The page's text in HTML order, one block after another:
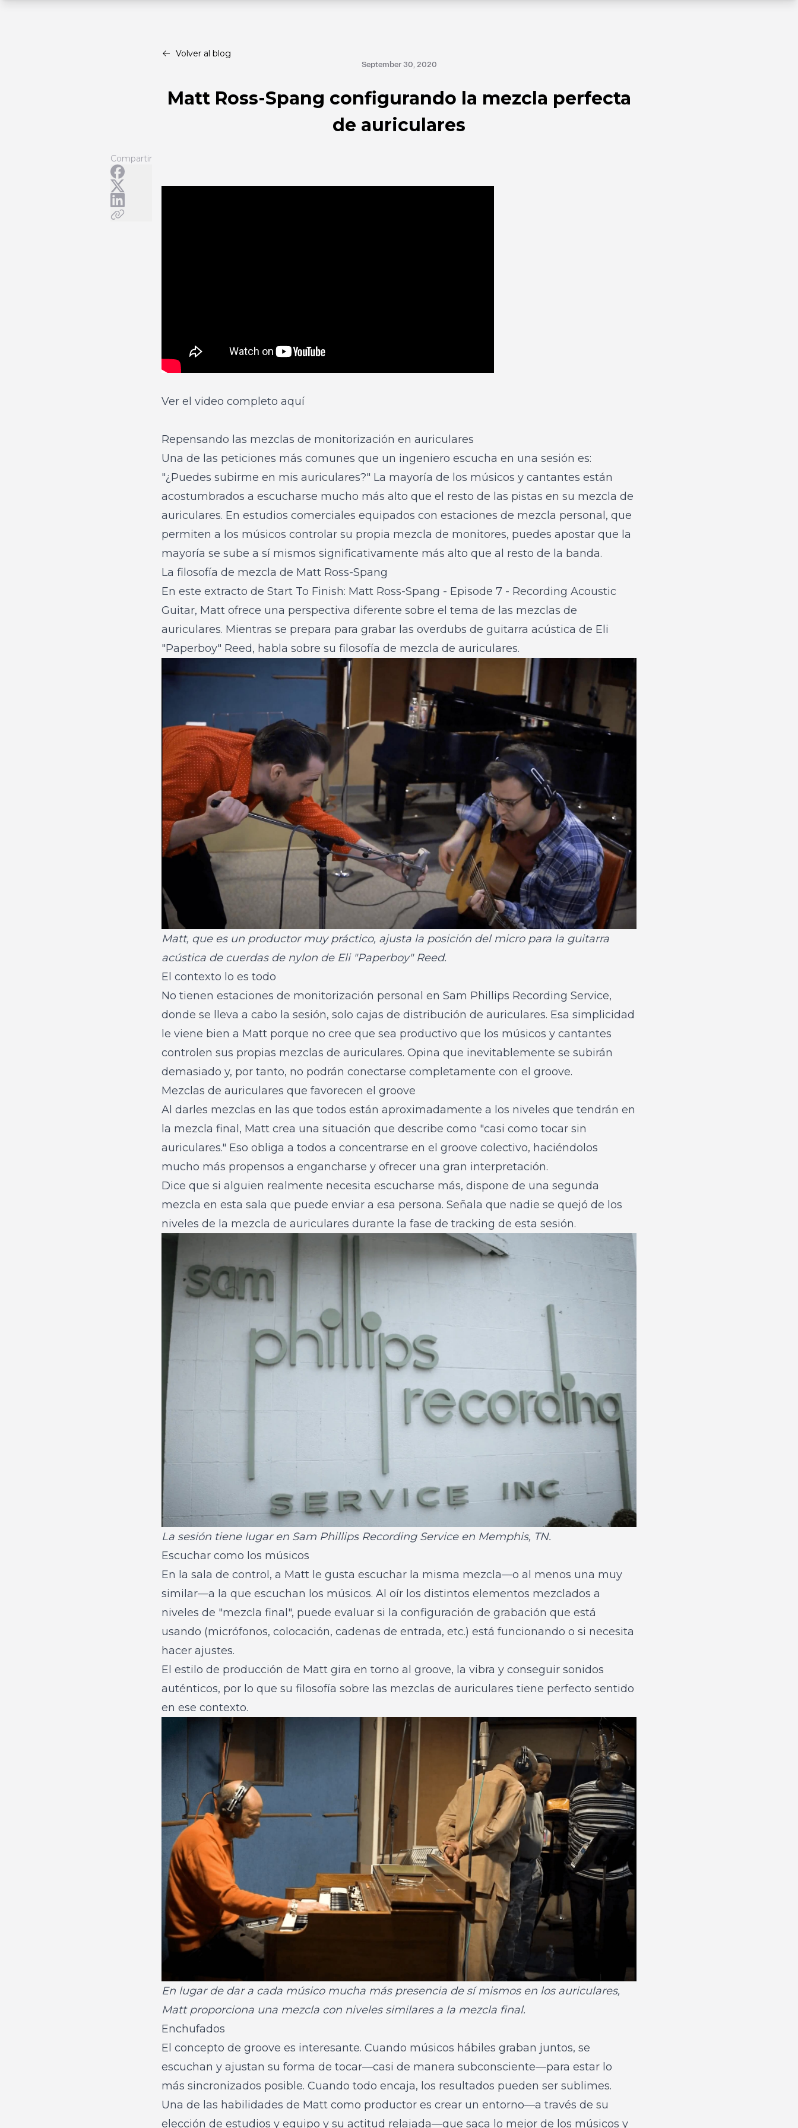
Volver al blog
September 30, 2020
Matt Ross-Spang configurando la mezcla perfecta
de auriculares
Compartir
Ver el video completo aquí
Repensando las mezclas de monitorización en auriculares
Una de las peticiones más comunes que un ingeniero escucha en una sesión es:
"¿Puedes subirme en mis auriculares?" La mayoría de los músicos y cantantes están
acostumbrados a escucharse mucho más alto que el resto de las pistas en su mezcla de
auriculares. En estudios comerciales equipados con estaciones de mezcla personal, que
permiten a los músicos controlar su propia mezcla de monitores, puedes apostar que la
mayoría se sube a sí mismos significativamente más alto que al resto de la banda.
La filosofía de mezcla de Matt Ross-Spang
En este extracto de Start To Finish: Matt Ross-Spang - Episode 7 - Recording Acoustic
Guitar, Matt ofrece una perspectiva diferente sobre el tema de las mezclas de
auriculares. Mientras se prepara para grabar las overdubs de guitarra acústica de Eli
"Paperboy" Reed, habla sobre su filosofía de mezcla de auriculares.
Matt, que es un productor muy práctico, ajusta la posición del micro para la guitarra
acústica de cuerdas de nylon de Eli "Paperboy" Reed.
El contexto lo es todo
No tienen estaciones de monitorización personal en Sam Phillips Recording Service,
donde se lleva a cabo la sesión, solo cajas de distribución de auriculares. Esa simplicidad
le viene bien a Matt porque no cree que sea productivo que los músicos y cantantes
controlen sus propias mezclas de auriculares. Opina que inevitablemente se subirán
demasiado y, por tanto, no podrán conectarse completamente con el groove.
Mezclas de auriculares que favorecen el groove
Al darles mezclas en las que todos están aproximadamente a los niveles que tendrán en
la mezcla final, Matt crea una situación que describe como "casi como tocar sin
auriculares." Eso obliga a todos a concentrarse en el groove colectivo, haciéndolos
mucho más propensos a engancharse y ofrecer una gran interpretación.
Dice que si alguien realmente necesita escucharse más, dispone de una segunda
mezcla en esta sala que puede enviar a esa persona. Señala que nadie se quejó de los
niveles de la mezcla de auriculares durante la fase de tracking de esta sesión.
La sesión tiene lugar en Sam Phillips Recording Service en Memphis, TN.
Escuchar como los músicos
En la sala de control, a Matt le gusta escuchar la misma mezcla—o al menos una muy
similar—a la que escuchan los músicos. Al oír los distintos elementos mezclados a
niveles de "mezcla final", puede evaluar si la configuración de grabación que está
usando (micrófonos, colocación, cadenas de entrada, etc.) está funcionando o si necesita
hacer ajustes.
El estilo de producción de Matt gira en torno al groove, la vibra y conseguir sonidos
auténticos, por lo que su filosofía sobre las mezclas de auriculares tiene perfecto sentido
en ese contexto.
En lugar de dar a cada músico mucha más presencia de sí mismos en los auriculares,
Matt proporciona una mezcla con niveles similares a la mezcla final.
Enchufados
El concepto de groove es interesante. Cuando músicos hábiles graban juntos, se
escuchan y ajustan su forma de tocar—casi de manera subconsciente—para estar lo
más sincronizados posible. Cuando todo encaja, los resultados pueden ser sublimes.
Una de las habilidades de Matt como productor es crear un entorno—a través de su
elección de estudios y equipo y su actitud relajada—que saca lo mejor de los músicos y